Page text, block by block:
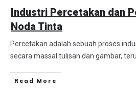
Industri Percetakan dan
Noda Tinta
Percetakan adalah sebuah proses
secara massal tulisan dan gambar,
Read More